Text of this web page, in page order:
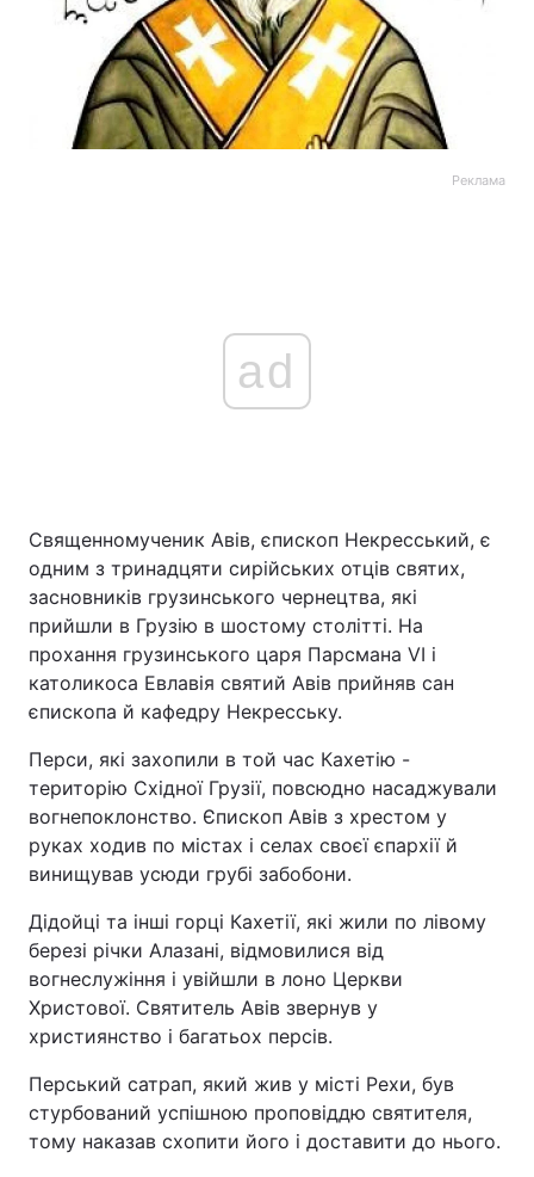
Реклама
ad
Священномученик Авів, єпископ Некресський, є
одним з тринадцяти сирійських отців святих,
засновників грузинського чернецтва, які
прийшли в Грузію в шостому столітті. На
прохання грузинського царя Парсмана VI і
католикоса Евлавія святий Авів прийняв сан
єпископа й кафедру Некресську.
Перси, які захопили в той час Кахетію -
територію Східної Грузії, повсюдно насаджували
вогнепоклонство. Єпископ Авів з хрестом у
руках ходив по містах і селах своєї єпархії й
винищував усюди грубі забобони.
Дідойці та інші горці Кахетії, які жили по лівому
березі річки Алазані, відмовилися від
вогнеслужіння і увійшли в лоно Церкви
Христової. Святитель Авів звернув у
християнство і багатьох персів.
Перський сатрап, який жив у місті Рехи, був
стурбований успішною проповіддю святителя,
тому наказав схопити його і доставити до нього.